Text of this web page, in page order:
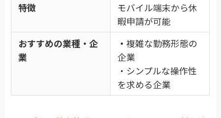
特徴
モバイル端末から休
暇申請が可能
おすすめの業種・企
業
・ 複雑な勤務形態の
企業
・シンプルな操作性
を求める企業